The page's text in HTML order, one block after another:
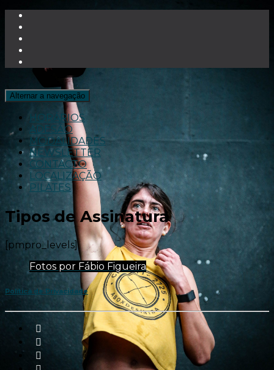
Alternar a navegação
HORÁRIOS
ADESÃO
MODALIDADES
NEWSLETTER
CONTACTO
LOCALIZAÇÃO
PILATES
Tipos de Assinatura
[pmpro_levels]
Fotos por Fábio Figueira
Política de Privacidade